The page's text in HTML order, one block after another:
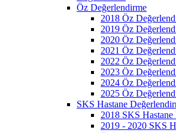
Öz Değerlendirme
2018 Öz
2019 Öz
2020 Öz
2021 Öz
2022 Öz
2023 Öz
2024 Öz
2025 Öz
SKS Hastane
2018 SKS
2019 - 2020 SKS